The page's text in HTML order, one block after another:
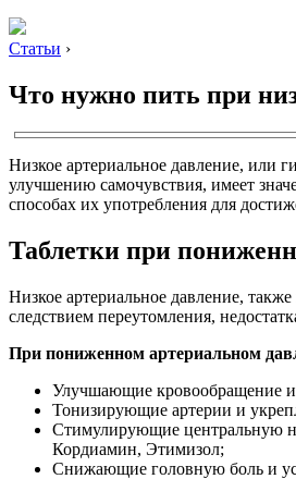
Статьи ›
Что нужно пить при
Низкое артериальное давление, или
улучшению самочувствия, имеет
способах их употребления для
Таблетки при
Низкое артериальное давление,
следствием переутомления,
При пониженном артериальном
Улучшающие кровообращение и
Тонизирующие артерии и
Стимулирующие центральную
Кордиамин, Этимизол;
Снижающие головную боль и